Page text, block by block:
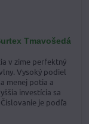
Tmavošedá
v zime perfektný
Vysoký podiel
menej potia a
investícia sa
je podľa